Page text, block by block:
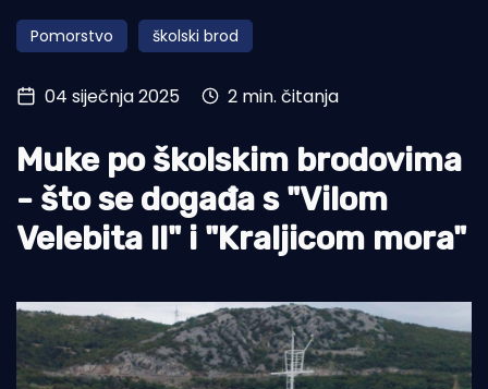
Obala
Otoci
Turizam i nautika
Pomorstvo
Ribolov
Ekologija
Pomorstvo školski brod
04 siječnja 2025 2 min. čitanja
Muke po školskim brodovima
- što se događa s "Vilom
Velebita II" i "Kraljicom mora"